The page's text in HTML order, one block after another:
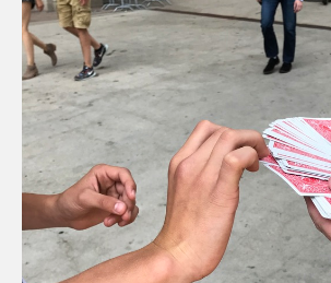
sagt
Sarah
Continue
reading
Muss
perfekt
passen,
sagt
Sarah